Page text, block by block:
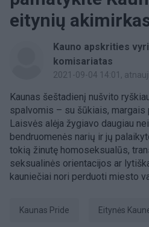
eitynių
Kauno apskrities
komisariatas
2021-09-04 14:01 ,
Kaunas šeštadienį nušvito
spalvomis – su šūkiais,
Laisvės alėja žygiavo daugiau
bendruomenės narių ir jų
tokią žinutę homoseksualūs,
seksualinės orientacijos ar
kauniečiai nori perduoti miesto
Kaunas Pride Eitynės